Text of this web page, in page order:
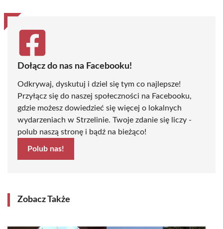
Dołącz do nas na Facebooku!
Odkrywaj, dyskutuj i dziel się tym co najlepsze!
Przyłącz się do naszej społeczności na Facebooku,
gdzie możesz dowiedzieć się więcej o lokalnych
wydarzeniach w Strzelinie. Twoje zdanie się liczy -
polub naszą stronę i bądź na bieżąco!
Polub nas!
Zobacz Także